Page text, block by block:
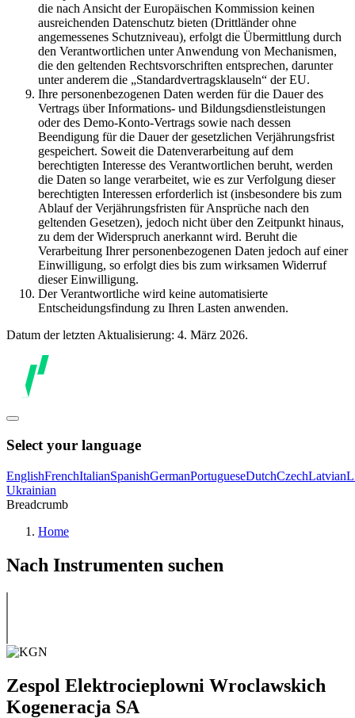
die nach Ansicht der Europäischen Kommission keinen
ausreichenden Datenschutz bieten (Drittländer ohne
angemessenes Schutzniveau), erfolgt die Übermittlung durch
den Verantwortlichen unter Anwendung von Mechanismen,
die den geltenden Rechtsvorschriften entsprechen, darunter
unter anderem die „Standardvertragsklauseln“ der EU.
Ihre personenbezogenen Daten werden für die Dauer des
Vertrags über Informations- und Bildungsdienstleistungen
oder des Demo-Konto-Vertrags sowie nach dessen
Beendigung für die Dauer der gesetzlichen Verjährungsfrist
gespeichert. Soweit die Datenverarbeitung auf dem
berechtigten Interesse des Verantwortlichen beruht, werden
die Daten so lange verarbeitet, wie es zur Verfolgung dieser
berechtigten Interessen erforderlich ist (insbesondere bis zum
Ablauf der Verjährungsfristen für Ansprüche nach den
geltenden Gesetzen), jedoch nicht über den Zeitpunkt hinaus,
zu dem der Widerspruch anerkannt wird. Beruht die
Verarbeitung Ihrer personenbezogenen Daten jedoch auf einer
Einwilligung, so erfolgt dies bis zum wirksamen Widerruf
dieser Einwilligung.
Der Verantwortliche wird keine automatisierte
Entscheidungsfindung zu Ihren Lasten anwenden.
Datum der letzten Aktualisierung: 4. März 2026.
Select your language
EnglishFrenchItalianSpanishGermanPortugueseDutchCzechLatvian
Ukrainian
Breadcrumb
Home
Nach Instrumenten suchen
Zespol Elektrocieplowni Wroclawskich
Kogeneracja SA